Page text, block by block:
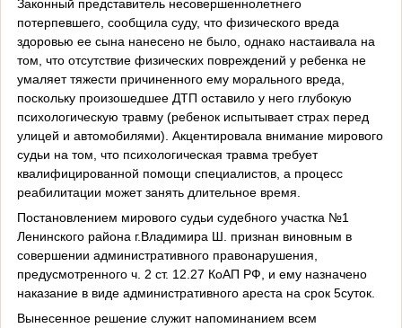
Законный представитель несовершеннолетнего
потерпевшего, сообщила суду, что физического вреда
здоровью ее сына нанесено не было, однако настаивала на
том, что отсутствие физических повреждений у ребенка не
умаляет тяжести причиненного ему морального вреда,
поскольку произошедшее ДТП оставило у него глубокую
психологическую травму (ребенок испытывает страх перед
улицей и автомобилями). Акцентировала внимание мирового
судьи на том, что психологическая травма требует
квалифицированной помощи специалистов, а процесс
реабилитации может занять длительное время.
Постановлением мирового судьи судебного участка №1
Ленинского района г.Владимира Ш. признан виновным в
совершении административного правонарушения,
предусмотренного ч. 2 ст. 12.27 КоАП РФ, и ему назначено
наказание в виде административного ареста на срок 5суток.
Вынесенное решение служит напоминанием всем